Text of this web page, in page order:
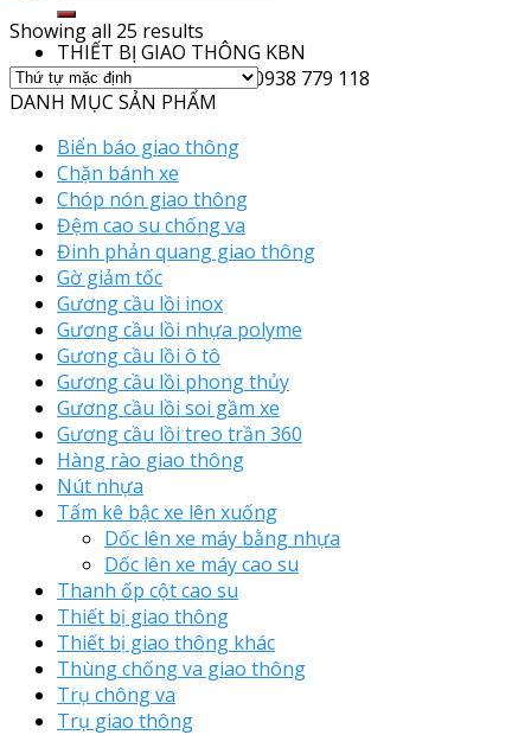
THIẾT BỊ GIAO THÔNG KBN
Tel: (028) 62 830 956 - 0938 779 118
Showing all 25 results
DANH MỤC SẢN PHẨM
Biển báo giao thông
Chặn bánh xe
Chóp nón giao thông
Đệm cao su chống va
Đinh phản quang giao thông
Gờ giảm tốc
Gương cầu lồi inox
Gương cầu lồi nhựa polyme
Gương cầu lồi ô tô
Gương cầu lồi phong thủy
Gương cầu lồi soi gầm xe
Gương cầu lồi treo trần 360
Hàng rào giao thông
Nút nhựa
Tấm kê bậc xe lên xuống
Dốc lên xe máy bằng nhựa
Dốc lên xe máy cao su
Thanh ốp cột cao su
Thiết bị giao thông
Thiết bị giao thông khác
Thùng chống va giao thông
Trụ chông va
Trụ giao thông